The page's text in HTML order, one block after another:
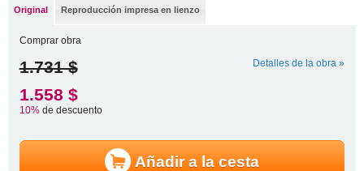
Original Reproducción impresa en lienzo
Comprar obra
1.731 $ Detalles de la obra »
1.558 $
10%de descuento
Añadir a la cesta